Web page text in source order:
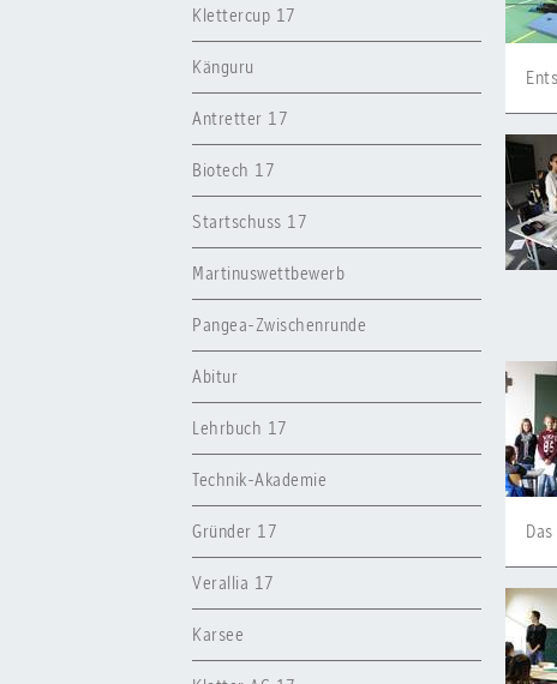
Klettercup 17
Känguru
Antretter 17
Biotech 17
Startschuss 17
Martinuswettbewerb
Pangea-Zwischenrunde
Abitur
Lehrbuch 17
Technik-Akademie
Gründer 17
Verallia 17
Karsee